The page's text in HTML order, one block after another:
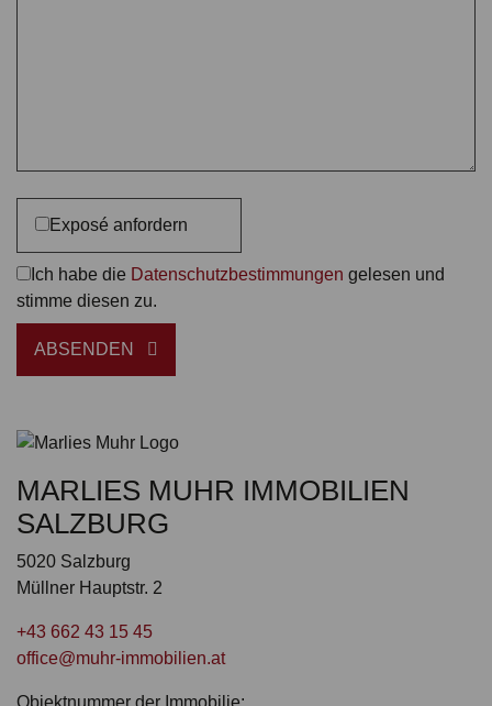
Exposé anfordern
Ich habe die Datenschutzbestimmungen gelesen und
stimme diesen zu.
ABSENDEN
MARLIES MUHR IMMOBILIEN
SALZBURG
5020 Salzburg
Müllner Hauptstr. 2
+43 662 43 15 45
office@muhr-immobilien.at
Objektnummer der Immobilie: